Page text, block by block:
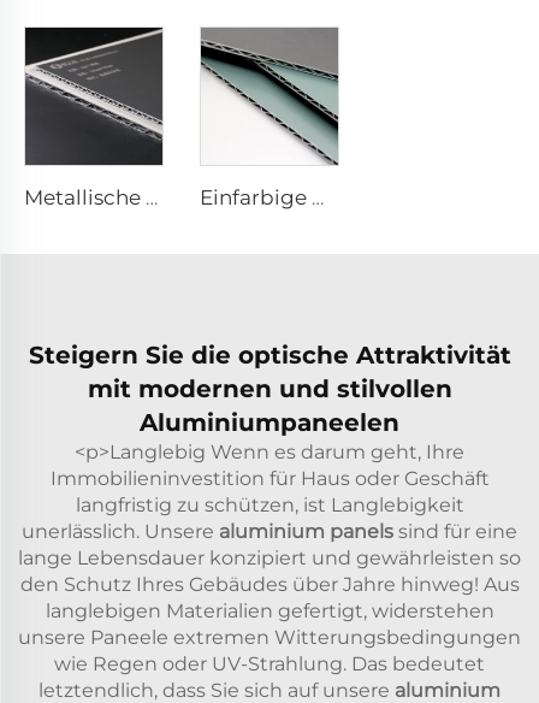
Metallische Oberflächen Aluminium-Verbundplatte – 0,4 cm x 122 cm x 244 cm Einfarbige Oberflächen Aluminium-Verbundplatte – 4mm x 1220mm x 2440mm
Steigern Sie die optische Attraktivität
mit modernen und stilvollen
Aluminiumpaneelen
<p>Langlebig Wenn es darum geht, Ihre
Immobilieninvestition für Haus oder Geschäft
langfristig zu schützen, ist Langlebigkeit
unerlässlich. Unsere aluminium panels sind für eine
lange Lebensdauer konzipiert und gewährleisten so
den Schutz Ihres Gebäudes über Jahre hinweg! Aus
langlebigen Materialien gefertigt, widerstehen
unsere Paneele extremen Witterungsbedingungen
wie Regen oder UV-Strahlung. Das bedeutet
letztendlich, dass Sie sich auf unsere aluminium